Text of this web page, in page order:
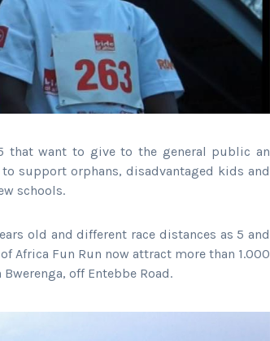
that want to give to the general public an
support orphans, disadvantaged kids and
schools.
old and different race distances as 5 and
Africa Fun Run now attract more than 1.000
off Entebbe Road.